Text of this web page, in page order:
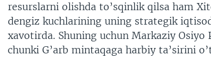
resurslarni olishda to’sqinlik qilsa ham
dengiz kuchlarining uning strategik
xavotirda. Shuning uchun Markaziy
chunki G’arb mintaqaga harbiy ta’sirini